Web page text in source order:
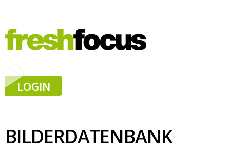
LOGIN
BILDERDATENBANK